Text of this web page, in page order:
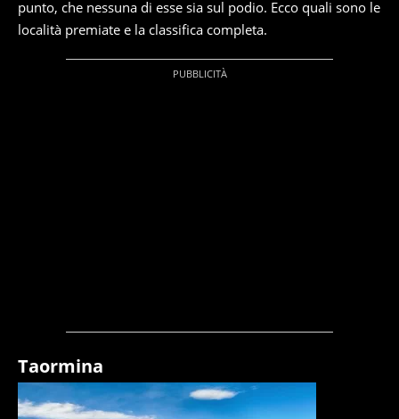
punto, che nessuna di esse sia sul podio. Ecco quali sono le
località premiate e la classifica completa.
Taormina